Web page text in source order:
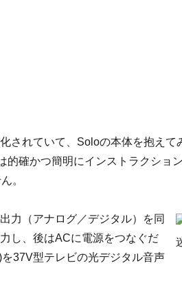
されていて、Soloの本体を抱えて
的確かつ簡明にインストラクショ
。
力（アナログ／デジタル）を同
し、後はACに電源をつなぐだ
37V型テレビの光デジタル音声